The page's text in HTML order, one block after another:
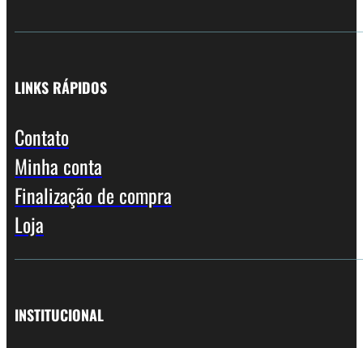
LINKS RÁPIDOS
Contato
Minha conta
Finalização de compra
Loja
INSTITUCIONAL